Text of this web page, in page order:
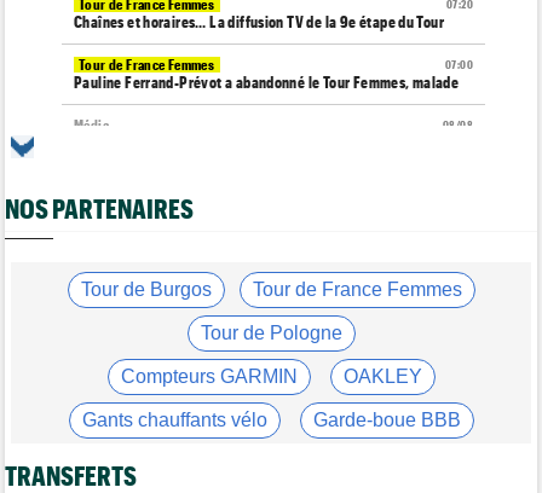
07:20
Tour de France Femmes
Chaînes et horaires… La diffusion TV de la 9e étape du Tour
07:00
Tour de France Femmes
Pauline Ferrand-Prévot a abandonné le Tour Femmes, malade
08/08
Média
Lotto-Intermarché fait passer pro trois jeunes de sa formation
08/08
Route
Émilien Jacquelin va faire ses débuts en compétition le 16 août
Championnats du Monde
La sélection française pour les Championnats du monde
Romain Bardet hospitalisé après une chute dans la descente du
Ventoux
NOS PARTENAIRES
Tour de Burgos Tour de France Femmes
Tour de Pologne
Compteurs GARMIN OAKLEY
Gants chauffants vélo Garde-boue BBB
Casque ABUS
TRANSFERTS